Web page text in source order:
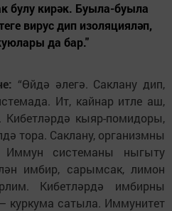
булу кирәк. Буыла-буыла
вирус дип изоляцияләп,
да бар."
“Өйдә әлегә. Саклану дип,
Ит, кайнар итле аш,
кыяр-помидоры,
тора. Саклану, организмны
системаны ныгыту
имбир, сарымсак, лимон
Кибетләрдә имбирны
куркума сатыла. Иммунитет